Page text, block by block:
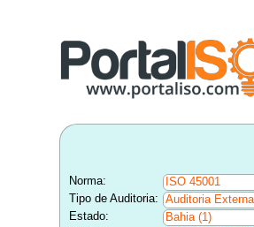
Norma:
ISO 45001
Tipo de Auditoria:
Auditoria
Estado:
Bahia (1)